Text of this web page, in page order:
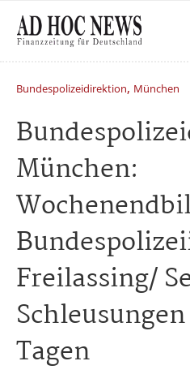
Bundespolizeidirektion, München
München:
Freilassing/
Tagen